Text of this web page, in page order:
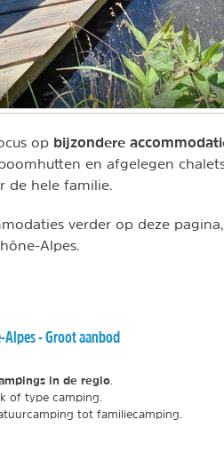
op bijzondere
en afgelegen
de hele familie.
verder op deze
Alpes.
Alpes - Groot aanbod
in de regio
of type camping.
tot familiecamping.